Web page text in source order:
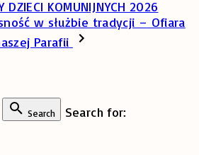
DZIECI KOMUNIJNYCH 2026
w służbie tradycji – Ofiara
Parafii
Search Search for: